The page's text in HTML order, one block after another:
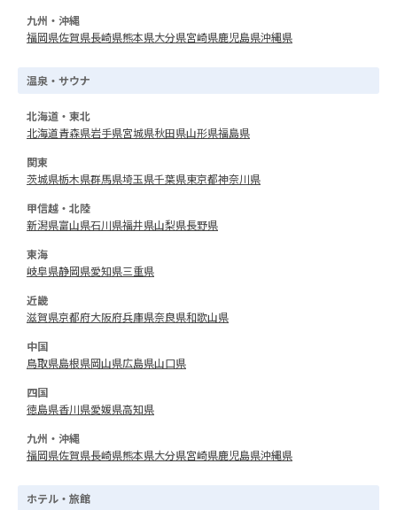
九州・沖縄
福岡県佐賀県長崎県熊本県大分県宮崎県鹿児島県沖縄県
温泉・サウナ
北海道・東北
北海道青森県岩手県宮城県秋田県山形県福島県
関東
茨城県栃木県群馬県埼玉県千葉県東京都神奈川県
甲信越・北陸
新潟県富山県石川県福井県山梨県長野県
東海
岐阜県静岡県愛知県三重県
近畿
滋賀県京都府大阪府兵庫県奈良県和歌山県
中国
鳥取県島根県岡山県広島県山口県
四国
徳島県香川県愛媛県高知県
九州・沖縄
福岡県佐賀県長崎県熊本県大分県宮崎県鹿児島県沖縄県
ホテル・旅館